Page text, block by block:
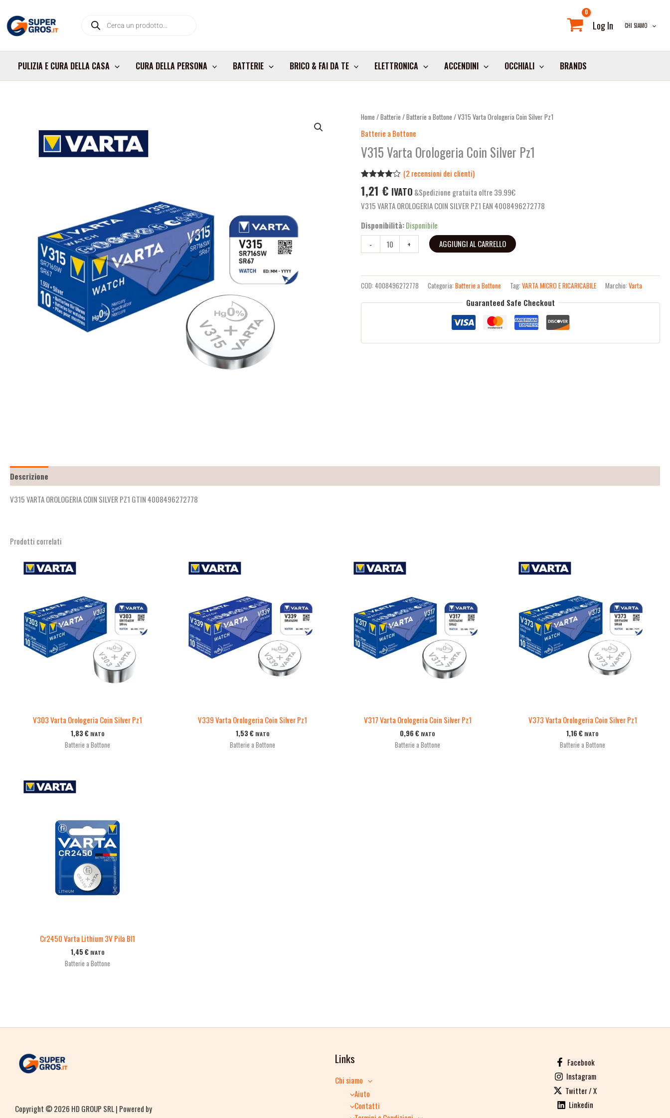
contenuto
search Log In CHI SIAMO
PULIZIA E CURA DELLA CASA CURA DELLA PERSONA BATTERIE BRICO & FAI DA TE ELETTRONICA ACCENDINI OCCHIALI BRANDS
Home /Batterie /Batterie a Bottone / V315 Varta Orologeria Coin Silver Pz1
Batterie a Bottone
V315 Varta Orologeria Coin Silver Pz1
4.00
su
5 su
base di
(2 recensioni dei clienti)
1,21 € IVATO &Spedizione gratuita oltre 39.99€
V315 VARTA OROLOGERIA COIN SILVER PZ1 EAN 4008496272778
Disponibilità:Disponibile
-
V315
Varta
Orologeria
Coin
Pz1
quantità
+ AGGIUNGI AL CARRELLO
COD:4008496272778 Categoria:Batterie a Bottone Tag:VARTA MICRO E RICARICABILE Marchio:Varta
Guaranteed Safe Checkout
Descrizione
V315 VARTA OROLOGERIA COIN SILVER PZ1 GTIN 4008496272778
Prodotti correlati
V303 Varta Orologeria Coin Silver Pz1
1,83 € IVATO
Batterie a Bottone
V339 Varta Orologeria Coin Silver Pz1
1,53 € IVATO
Batterie a Bottone
V317 Varta Orologeria Coin Silver Pz1
0,96 € IVATO
Batterie a Bottone
V373 Varta Orologeria Coin Silver Pz1
1,16 € IVATO
Batterie a Bottone
Cr2450 Varta Lithium 3V Pila Bl1
1,45 € IVATO
Batterie a Bottone
Copyright © 2026 HD GROUP SRL | Powered by
Links
Chi siamo
Aiuto
Contatti
Facebook
Instagram
Twitter / X
Linkedin